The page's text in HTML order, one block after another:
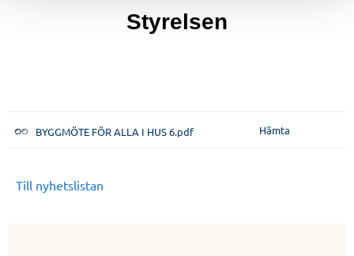
Styrelsen
BYGGMÖTE FÖR ALLA I HUS 6.pdf Hämta
Till nyhetslistan